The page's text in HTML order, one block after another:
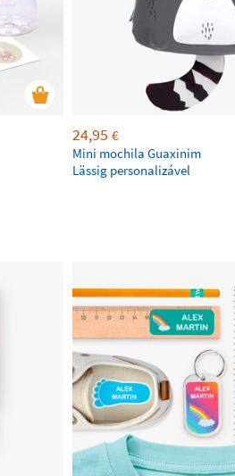
24,95 €
Mini mochila Guaxinim
Lässig personalizável